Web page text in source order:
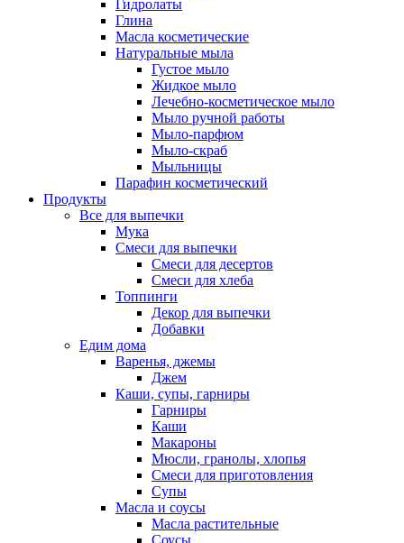
Гидролаты
Глина
Масла косметические
Натуральные мыла
Густое мыло
Жидкое мыло
Лечебно-косметическое мыло
Мыло ручной работы
Мыло-парфюм
Мыло-скраб
Мыльницы
Парафин косметический
Продукты
Все для выпечки
Мука
Смеси для выпечки
Смеси для десертов
Смеси для хлеба
Топпинги
Декор для выпечки
Добавки
Едим дома
Варенья, джемы
Джем
Каши, супы, гарниры
Гарниры
Каши
Макароны
Мюсли, гранолы, хлопья
Смеси для приготовления
Супы
Масла и соусы
Масла растительные
Соусы